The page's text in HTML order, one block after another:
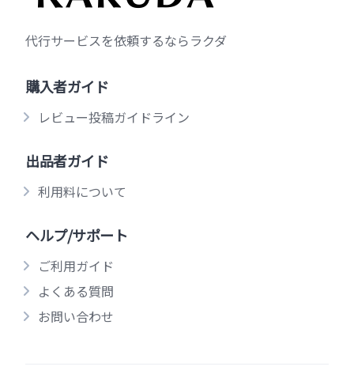
代行サービスを依頼するならラクダ
購入者ガイド
レビュー投稿ガイドライン
出品者ガイド
利用料について
ヘルプ/サポート
ご利用ガイド
よくある質問
お問い合わせ